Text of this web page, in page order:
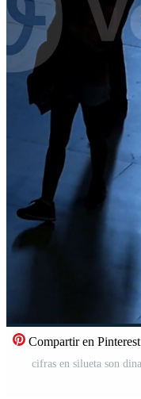
Compartir en Pinterest